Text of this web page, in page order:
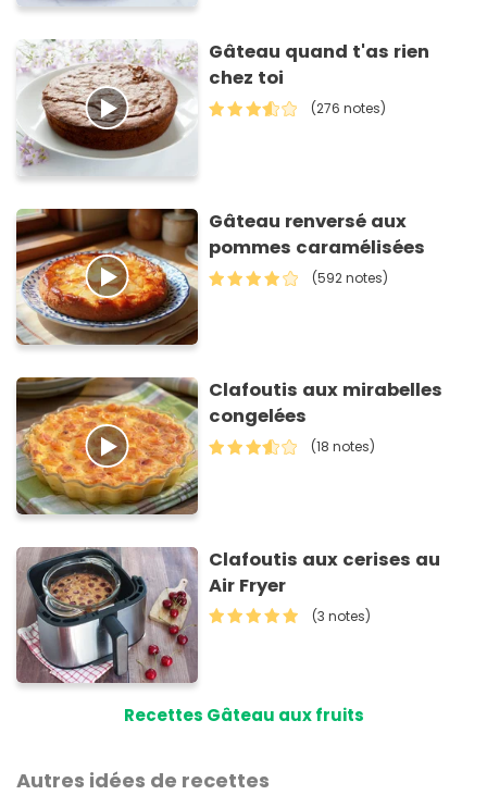
Gâteau quand t'as rien
chez toi
(276 notes)
Gâteau renversé aux
pommes caramélisées
(592 notes)
Clafoutis aux mirabelles
congelées
(18 notes)
Clafoutis aux cerises au
Air Fryer
(3 notes)
Recettes Gâteau aux fruits
Autres idées de recettes